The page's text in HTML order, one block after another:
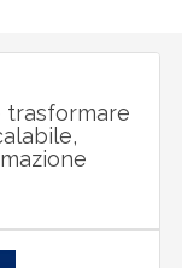
trasformare